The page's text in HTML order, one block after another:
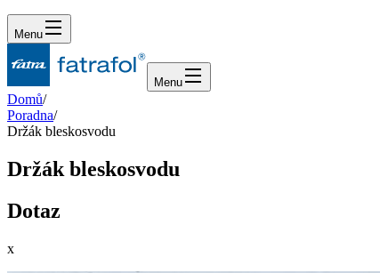
Menu
Menu
Domů/
Poradna/
Držák bleskosvodu
Držák bleskosvodu
Dotaz
x